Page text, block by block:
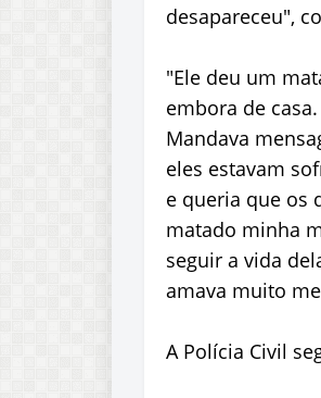
desapareceu",
"Ele deu um
embora de
Mandava
eles estavam
e queria que os
matado minha
seguir a vida
amava muito
A Polícia Civil